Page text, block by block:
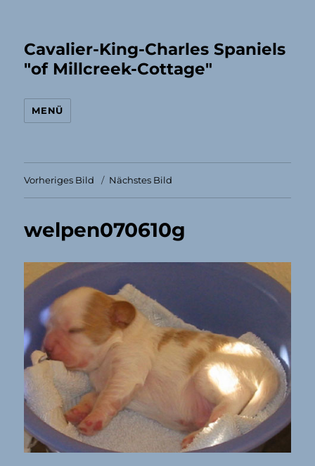
Cavalier-King-Charles Spaniels
"of Millcreek-Cottage"
MENÜ
Vorheriges Bild Nächstes Bild
welpen070610g